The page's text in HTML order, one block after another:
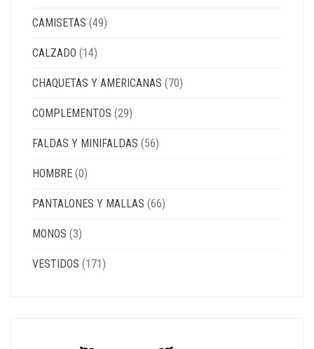
CAMISETAS (49)
CALZADO (14)
CHAQUETAS Y AMERICANAS (70)
COMPLEMENTOS (29)
FALDAS Y MINIFALDAS (56)
HOMBRE (0)
PANTALONES Y MALLAS (66)
MONOS (3)
VESTIDOS (171)